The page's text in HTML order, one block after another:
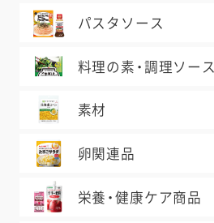
パスタソース
料理の素・調理ソース
素材
卵関連品
栄養・健康ケア商品